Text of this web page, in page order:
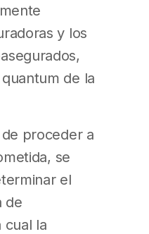
y los
de la
proceder a
se
el
de
cual la